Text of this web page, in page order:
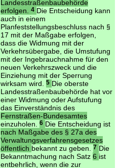
Landesstraßenbaubehörde
erfolgen.
4 Die Entscheidung kann
auch in einem
Planfeststellungsbeschluss nach §
17 mit der Maßgabe erfolgen,
dass die Widmung mit der
Verkehrsübergabe, die Umstufung
mit der Ingebrauchnahme für den
neuen Verkehrszweck und die
Einziehung mit der Sperrung
wirksam wird.
5 Die oberste
Landesstraßenbaubehörde hat vor
einer Widmung oder Aufstufung
das Einverständnis des
Fernstraßen-Bundesamtes
einzuholen.
6 Die Entscheidung ist
nach Maßgabe des § 27a des
Verwaltungsverfahrensgesetzes
öffentlich bekannt zu geben. 7 Die
Bekanntmachung nach Satz 6 ist
entbehrlich, wenn die zur